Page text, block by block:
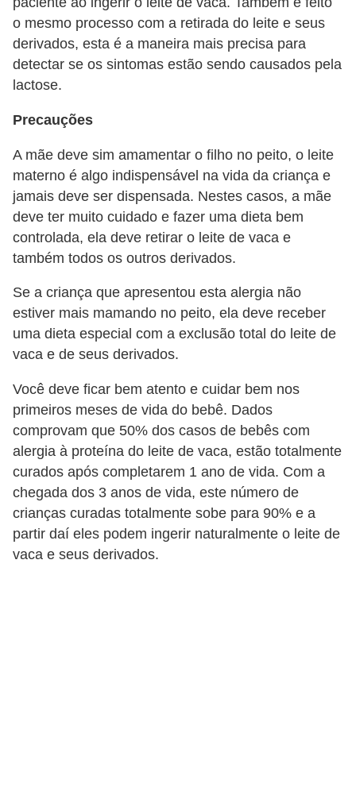
o mesmo processo com a retirada do leite e seus
derivados, esta é a maneira mais precisa para
detectar se os sintomas estão sendo causados pela
lactose.
Precauções
A mãe deve sim amamentar o filho no peito, o leite
materno é algo indispensável na vida da criança e
jamais deve ser dispensada. Nestes casos, a mãe
deve ter muito cuidado e fazer uma dieta bem
controlada, ela deve retirar o leite de vaca e
também todos os outros derivados.
Se a criança que apresentou esta alergia não
estiver mais mamando no peito, ela deve receber
uma dieta especial com a exclusão total do leite de
vaca e de seus derivados.
Você deve ficar bem atento e cuidar bem nos
primeiros meses de vida do bebê. Dados
comprovam que 50% dos casos de bebês com
alergia à proteína do leite de vaca, estão totalmente
curados após completarem 1 ano de vida. Com a
chegada dos 3 anos de vida, este número de
crianças curadas totalmente sobe para 90% e a
partir daí eles podem ingerir naturalmente o leite de
vaca e seus derivados.